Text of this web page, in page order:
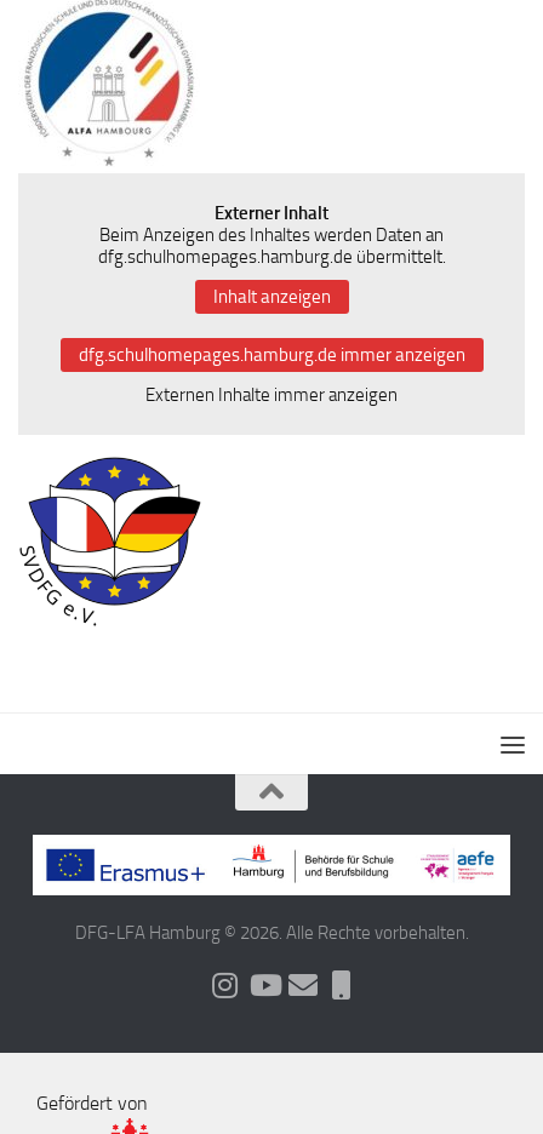
Externer Inhalt
Beim Anzeigen des Inhaltes werden Daten an
dfg.schulhomepages.hamburg.de übermittelt.
Inhalt anzeigen
dfg.schulhomepages.hamburg.de immer anzeigen
Externen Inhalte immer anzeigen
DFG-LFA Hamburg © 2026. Alle Rechte vorbehalten.
Gefördert von